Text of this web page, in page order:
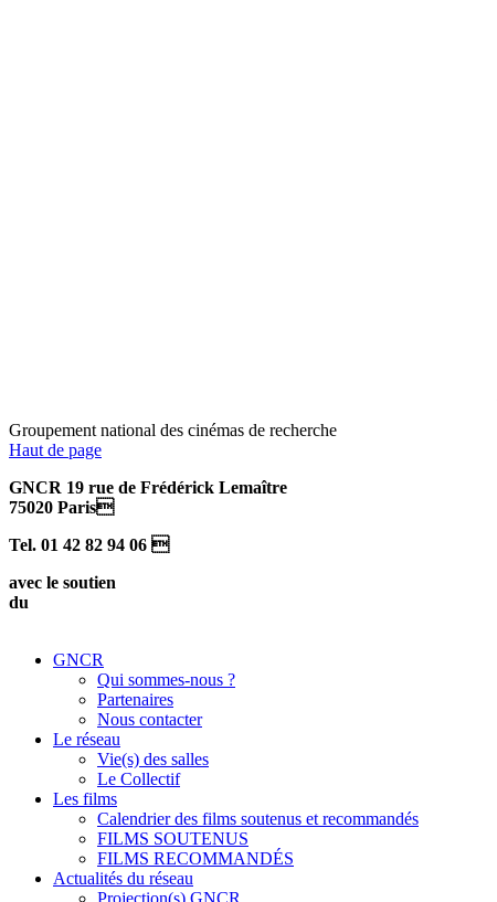
Groupement national des cinémas de recherche
Haut de page
GNCR 19 rue de Frédérick Lemaître
75020 Paris
Tel. 01 42 82 94 06 
avec le soutien
du
GNCR
Qui sommes-nous ?
Partenaires
Nous contacter
Le réseau
Vie(s) des salles
Le Collectif
Les films
Calendrier des films soutenus et recommandés
FILMS SOUTENUS
FILMS RECOMMANDÉS
Actualités du réseau